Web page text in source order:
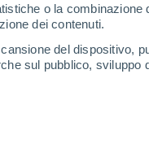
o la combinazione
dei contenuti.
del dispositivo,
sul pubblico, sviluppo